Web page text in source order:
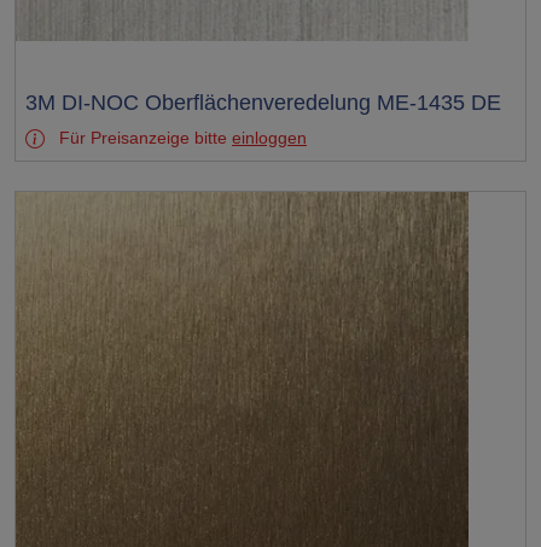
Test
3M DI-NOC Oberflächenveredelung ME-1435 DE
Für Preisanzeige bitte einloggen